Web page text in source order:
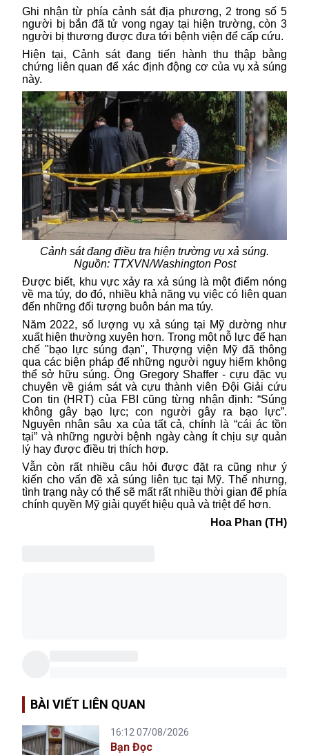
Ghi nhận từ phía cảnh sát địa phương, 2 trong số 5
người bị bắn đã tử vong ngay tại hiện trường, còn 3
người bị thương được đưa tới bệnh viện để cấp cứu.
Hiện tại,Cảnh sát đang tiến hành thu thập bằng
chứng liên quanđể xác định động cơ của vụxả súng
này.
Cảnh sát đang điều tra hiện trường vụ xả súng.
Nguồn: TTXVN/Washington Post
Được biết, khu vựcxảy ra xả súng là một điểm nóng
về ma túy, do đó, nhiều khả năng vụ việccó liên quan
đến những đối tượng buôn bán ma túy.
Năm 2022, số lượng vụ xả súng tại Mỹ dường như
xuất hiện thường xuyên hơn. Trong một nỗ lực để hạn
chế "bạo lực súng đạn", Thượng viện Mỹ đã thông
qua các biện pháp để những người nguy hiểm không
thể sở hữu súng. Ông Gregory Shaffer - cựu đặc vụ
chuyên về giám sát và cựu thành viên Đội Giải cứu
Con tin (HRT) của FBI cũng từng nhận định: “Súng
không gây bạo lực; con người gây ra bạo lực”.
Nguyên nhân sâu xa của tất cả, chính là “cái ác tồn
tại” và những người bệnh ngày càng ít chịu sự quản
lý hay được điều trị thích hợp.
Vẫn còn rất nhiều câu hỏi được đặt ra cũng như ý
kiến cho vấn đề xả súng liên tục tại Mỹ. Thế nhưng,
tình trạng này có thể sẽ mất rất nhiều thời gian để phía
chính quyền Mỹ giải quyết hiệu quả và triệt để hơn.
Hoa Phan (TH)
BÀI VIẾT LIÊN QUAN
16:12 07/08/2026
Bạn Đọc